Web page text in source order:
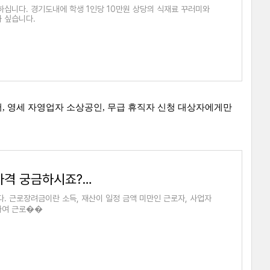
니다. 경기도내에 학생 1인당 10만원 상당의 식재료 꾸러미와
싶습니다.
영세 자영업자 소상공인, 무급 휴직자 신청 대상자에게만
근로 장려금 2020년 신청 방법 및 자격 궁금하시죠? 확인하세요
근로장려금이란 소득, 재산이 일정 금액 미만인 근로자, 사업자
여 근로��